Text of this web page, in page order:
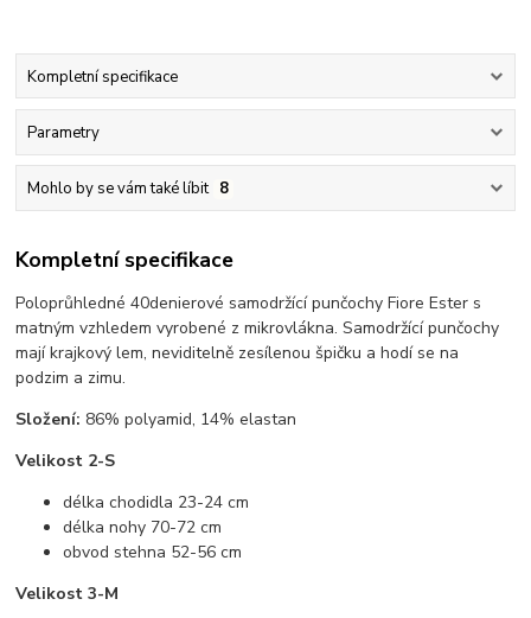
Kompletní specifikace
Parametry
Mohlo by se vám také líbit 8
Kompletní specifikace
Poloprůhledné 40denierové samodržící punčochy Fiore Ester s
matným vzhledem vyrobené z mikrovlákna. Samodržící punčochy
mají krajkový lem, neviditelně zesílenou špičku a hodí se na
podzim a zimu.
Složení: 86% polyamid, 14% elastan
Velikost 2-S
délka chodidla 23-24 cm
délka nohy 70-72 cm
obvod stehna 52-56 cm
Velikost 3-M